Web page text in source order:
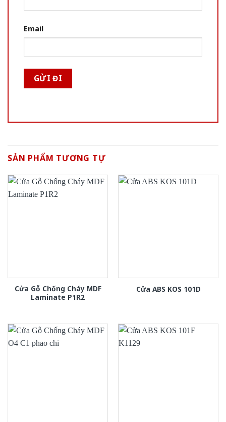
Email
SẢN PHẨM TƯƠNG TỰ
Cửa Gỗ Chống Cháy MDF
Laminate P1R2
Cửa ABS KOS 101D